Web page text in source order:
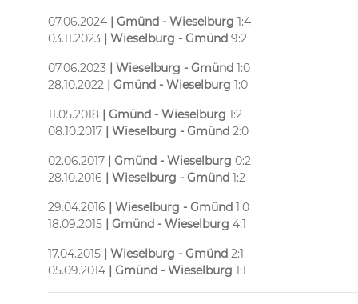
07.06.2024 | Gmünd - Wieselburg 1:4
03.11.2023 | Wieselburg - Gmünd 9:2
07.06.2023 | Wieselburg - Gmünd 1:0
28.10.2022 | Gmünd - Wieselburg 1:0
11.05.2018 | Gmünd - Wieselburg 1:2
08.10.2017 | Wieselburg - Gmünd 2:0
02.06.2017 | Gmünd - Wieselburg 0:2
28.10.2016 | Wieselburg - Gmünd 1:2
29.04.2016 | Wieselburg - Gmünd 1:0
18.09.2015 | Gmünd - Wieselburg 4:1
17.04.2015 | Wieselburg - Gmünd 2:1
05.09.2014 | Gmünd - Wieselburg 1:1